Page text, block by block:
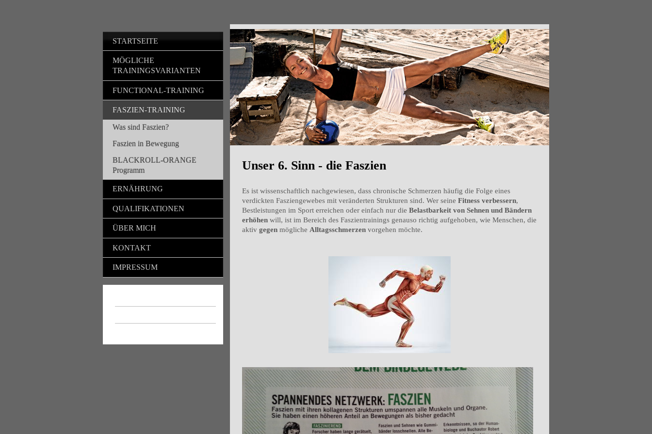
Unser 6. Sinn - die Faszien
Es ist wissenschaftlich nachgewiesen, dass chronische Schmerzen häufig die Folge eines
verdickten Fasziengewebes mit veränderten Strukturen sind. Wer seineFitness verbessern,
Bestleistungen im Sport erreichen oder einfach nur dieBelastbarkeit von Sehnen und Bändern
erhöhen will, ist im Bereich des Faszientrainings genauso richtig aufgehoben, wie Menschen, die
aktivgegen mögliche Alltagsschmerzen vorgehen möchte.
STARTSEITE
MÖGLICHE
TRAININGSVARIANTEN
FUNCTIONAL-TRAINING
FASZIEN-TRAINING
Was sind Faszien?
Faszien in Bewegung
BLACKROLL-ORANGE
Programm
ERNÄHRUNG
QUALIFIKATIONEN
ÜBER MICH
KONTAKT
IMPRESSUM